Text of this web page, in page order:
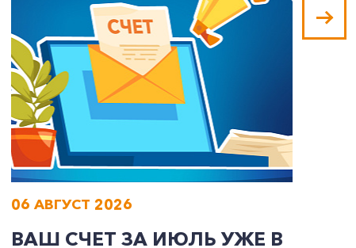
06 АВГУСТ 2026
ВАШ СЧЕТ ЗА ИЮЛЬ УЖЕ В